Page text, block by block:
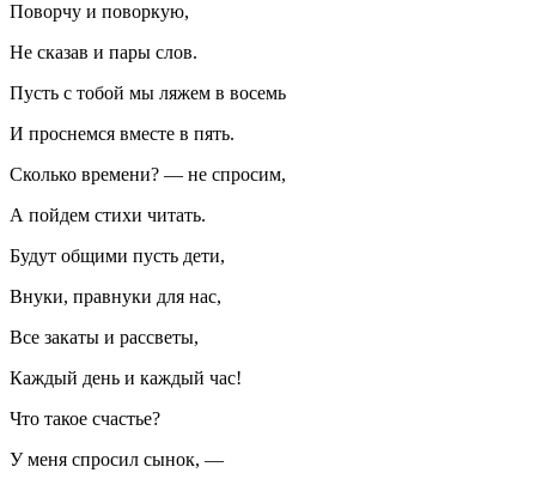
Поворчу и поворкую,
Не сказав и пары слов.
Пусть с тобой мы ляжем в восемь
И проснемся вместе в пять.
Сколько времени? — не спросим,
А пойдем стихи читать.
Будут общими пусть дети,
Внуки, правнуки для нас,
Все закаты и рассветы,
Каждый день и каждый час!
Что такое счастье?
У меня спросил сынок, —